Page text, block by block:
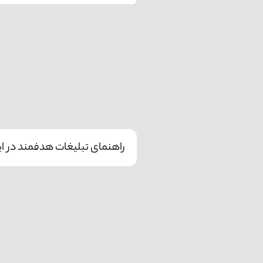
راهنمای تبلیغات هدفمند در